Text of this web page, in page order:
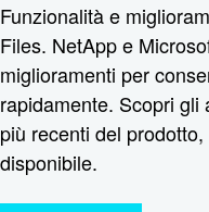
Funzionalità e
Files. NetApp e
miglioramenti per
rapidamente. Scopri
più recenti del
disponibile.